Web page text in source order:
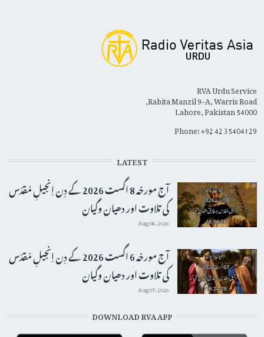
RVA Urdu Service
Rabita Manzil 9-A, Warris Road,
Lahore, Pakistan 54000
Phone: +92 42 35404129
LATEST
آج مورخہ 8 اگست 2026 کے دِن اِنجیلِ مُقدّس
کی تلاوت اور دھیان وگیان
Aug 08, 2026
آج مورخہ 6 اگست 2026 کے دِن اِنجیلِ مُقدّس
کی تلاوت اور دھیان وگیان
Aug 07, 2026
DOWNLOAD RVA APP